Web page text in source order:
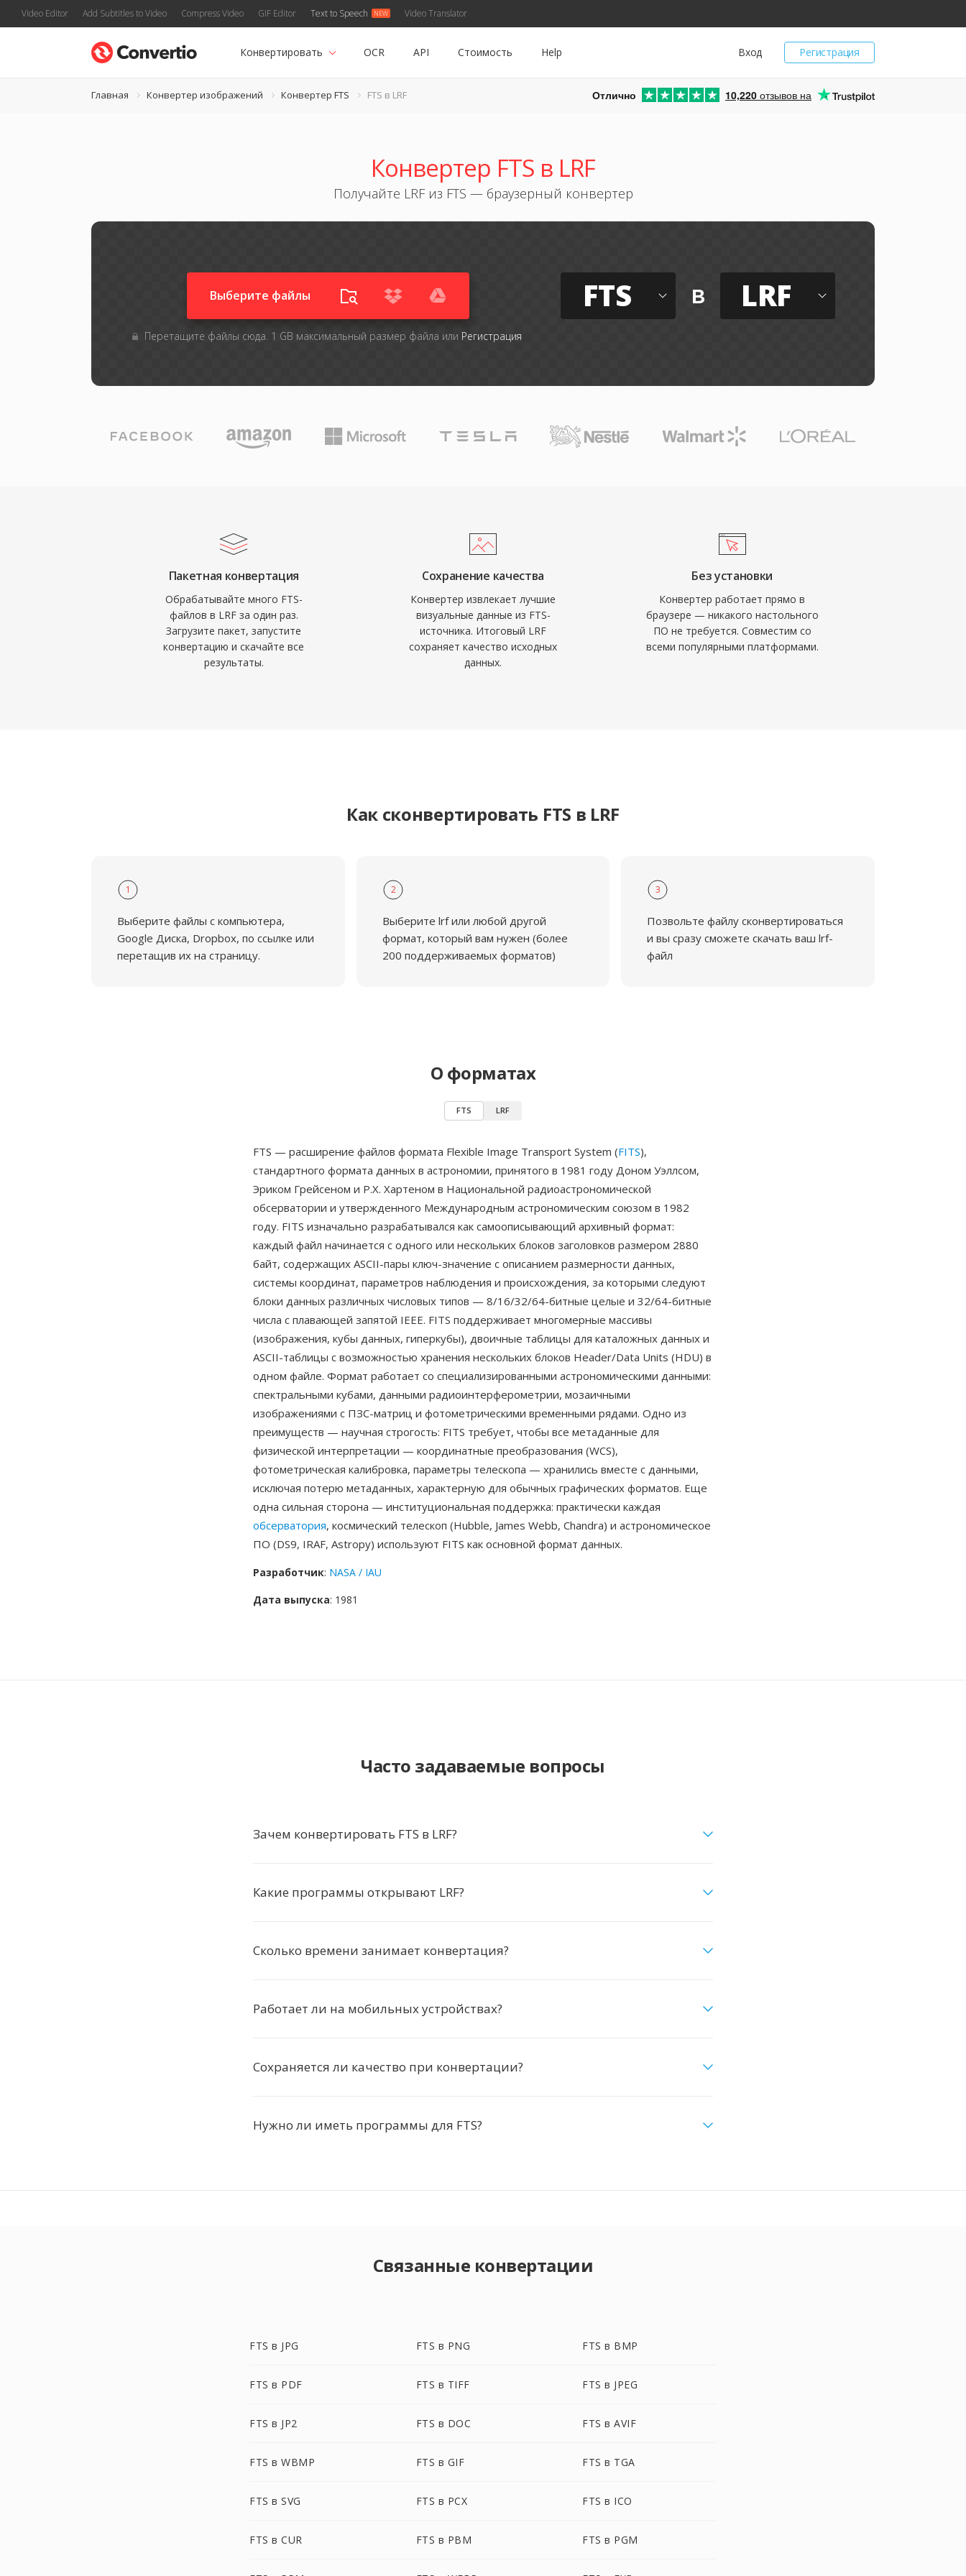
Video Editor Add Subtitles to Video Compress Video GIF Editor Text to Speech Video Translator
Регистрация
Вход
Конвертировать OCR API Стоимость Help
Главная Конвертер изображений Конвертер FTS FTS в LRF Отлично 10,220 отзывов на
Конвертер FTS в LRF
Получайте LRF из FTS — браузерный конвертер
Выберите файлы
Перетащите файлы сюда. 1 GB максимальный размер файла или Регистрация
FTS в LRF
Пакетная конвертация
Обрабатывайте много FTS-
файлов в LRF за один раз.
Загрузите пакет, запустите
конвертацию и скачайте все
результаты.
Сохранение качества
Конвертер извлекает лучшие
визуальные данные из FTS-
источника. Итоговый LRF
сохраняет качество исходных
данных.
Без установки
Конвертер работает прямо в
браузере — никакого настольного
ПО не требуется. Совместим со
всеми популярными платформами.
Как сконвертировать FTS в LRF
1
Выберите файлы с компьютера,
Google Диска, Dropbox, по ссылке или
перетащив их на страницу.
2
Выберите lrf или любой другой
формат, который вам нужен (более
200 поддерживаемых форматов)
3
Позвольте файлу сконвертироваться
и вы сразу сможете скачать ваш lrf-
файл
О форматах
FTS LRF
FTS — расширение файлов формата Flexible Image Transport System (FITS),
стандартного формата данных в астрономии, принятого в 1981 году Доном Уэллсом,
Эриком Грейсеном и Р.Х. Хартеном в Национальной радиоастрономической
обсерватории и утвержденного Международным астрономическим союзом в 1982
году. FITS изначально разрабатывался как самоописывающий архивный формат:
каждый файл начинается с одного или нескольких блоков заголовков размером 2880
байт, содержащих ASCII-пары ключ-значение с описанием размерности данных,
системы координат, параметров наблюдения и происхождения, за которыми следуют
блоки данных различных числовых типов — 8/16/32/64-битные целые и 32/64-битные
числа с плавающей запятой IEEE. FITS поддерживает многомерные массивы
(изображения, кубы данных, гиперкубы), двоичные таблицы для каталожных данных и
ASCII-таблицы с возможностью хранения нескольких блоков Header/Data Units (HDU) в
одном файле. Формат работает со специализированными астрономическими данными:
спектральными кубами, данными радиоинтерферометрии, мозаичными
изображениями с ПЗС-матриц и фотометрическими временными рядами. Одно из
преимуществ — научная строгость: FITS требует, чтобы все метаданные для
физической интерпретации — координатные преобразования (WCS),
фотометрическая калибровка, параметры телескопа — хранились вместе с данными,
исключая потерю метаданных, характерную для обычных графических форматов. Еще
одна сильная сторона — институциональная поддержка: практически каждая
обсерватория, космический телескоп (Hubble, James Webb, Chandra) и астрономическое
ПО (DS9, IRAF, Astropy) используют FITS как основной формат данных.
Разработчик: NASA / IAU
Дата выпуска: 1981
Часто задаваемые вопросы
Зачем конвертировать FTS в LRF?
Какие программы открывают LRF?
Сколько времени занимает конвертация?
Работает ли на мобильных устройствах?
Сохраняется ли качество при конвертации?
Нужно ли иметь программы для FTS?
Связанные конвертации
FTS в JPG FTS в PNG FTS в BMP
FTS в PDF FTS в TIFF FTS в JPEG
FTS в JP2 FTS в DOC FTS в AVIF
FTS в WBMP FTS в GIF FTS в TGA
FTS в SVG FTS в PCX FTS в ICO
FTS в CUR FTS в PBM FTS в PGM